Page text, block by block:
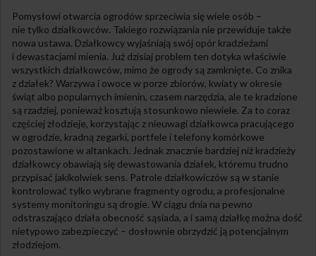
Pomysłowi otwarcia ogrodów sprzeciwia się wiele osób –
nie tylko działkowców. Takiego rozwiązania nie przewiduje także
nowa ustawa. Działkowcy wyjaśniają swój opór kradzieżami
i dewastacjami mienia. Już dzisiaj problem ten dotyka właściwie
wszystkich działkowców, mimo że ogrody są zamknięte. Co znika
z działek? Warzywa i owoce w porze zbiorów, kwiaty w okresie
świąt albo popularnych imienin, czasem narzędzia, ale te kradzione
są rzadziej, ponieważ kosztują stosunkowo niewiele. Za to coraz
częściej złodzieje, korzystając z nieuwagi działkowca pracującego
w ogrodzie, kradną zegarki, portfele i telefony komórkowe
pozostawione w altankach. Jednak znacznie bardziej niż kradzieży
działkowcy obawiają się dewastowania działek, któremu trudno
przypisać jakikolwiek sens. Patrole działkowiczów są w stanie
kontrolować tylko wybrane fragmenty ogrodu, a profesjonalne
systemy monitoringu są drogie. W ciągu dnia na pewno
odstraszająco działa obecność sąsiada, a i samą działkę można dość
nietypowo zabezpieczyć – dosłownie obrzydzić ją potencjalnym
złodziejom.